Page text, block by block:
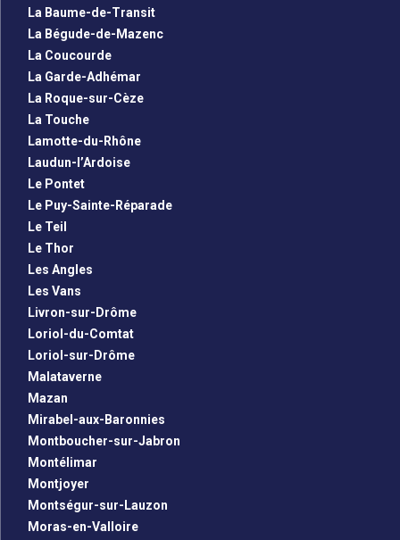
La Baume-de-Transit
La Bégude-de-Mazenc
La Coucourde
La Garde-Adhémar
La Roque-sur-Cèze
La Touche
Lamotte-du-Rhône
Laudun-l’Ardoise
Le Pontet
Le Puy-Sainte-Réparade
Le Teil
Le Thor
Les Angles
Les Vans
Livron-sur-Drôme
Loriol-du-Comtat
Loriol-sur-Drôme
Malataverne
Mazan
Mirabel-aux-Baronnies
Montboucher-sur-Jabron
Montélimar
Montjoyer
Montségur-sur-Lauzon
Moras-en-Valloire